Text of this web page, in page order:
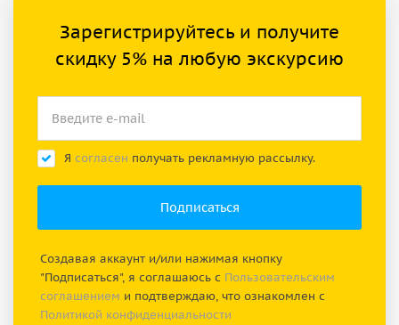
Зарегистрируйтесь и получите
скидку 5% на любую экскурсию
Я согласен получать рекламную рассылку.
Создавая аккаунт и/или нажимая кнопку
"Подписаться", я соглашаюсь с Пользовательским
соглашением и подтверждаю, что ознакомлен с
Политикой конфиденциальности